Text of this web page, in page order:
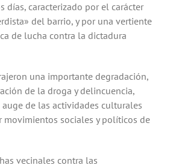
días, caracterizado por el carácter
del barrio, y por una vertiente
de lucha contra la dictadura
una importante degradación,
de la droga y delincuencia,
de las actividades culturales
movimientos sociales y políticos de
vecinales contra las